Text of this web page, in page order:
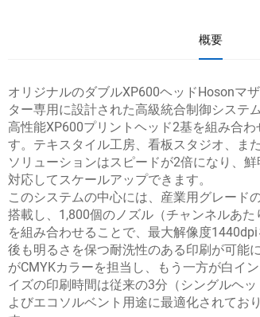
概要
オリジナルのダブルXP600ヘッドHosonマ
ター専用に設計された高級統合制御システ
高性能XP600プリントヘッド2基を組み合
す。テキスタイル工房、看板スタジオ、ま
ソリューションはスピードが2倍になり、
対応してスケールアップできます。
このシステムの中心には、産業用グレード
搭載し、1,800個のノズル（チャンネルあ
を組み合わせることで、最大解像度
後も明るさを保つ耐洗性のある印刷が可能
がCMYKカラーを担当し、もう一方が白イ
イズの印刷時間は従来の3分（シングルヘ
よびエコソルベント用途に最適化されてお